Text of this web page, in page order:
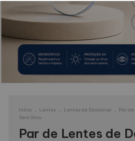
Início Lentes Lentes de Descanso
Par
Sem Grau
Par de Lentes de